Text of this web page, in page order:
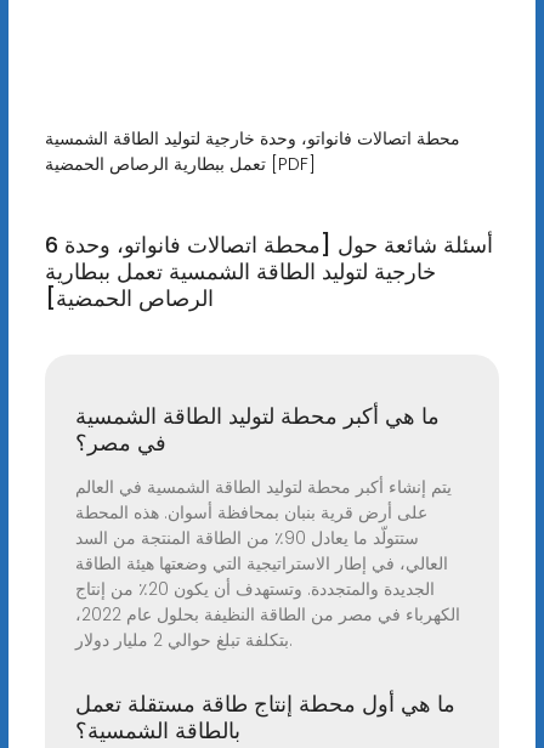
محطة اتصالات فانواتو، وحدة خارجية لتوليد الطاقة الشمسية
تعمل ببطارية الرصاص الحمضية [PDF]
6 أسئلة شائعة حول [محطة اتصالات فانواتو، وحدة
خارجية لتوليد الطاقة الشمسية تعمل ببطارية
الرصاص الحمضية]
ما هي أكبر محطة لتوليد الطاقة الشمسية
في مصر؟
يتم إنشاء أكبر محطة لتوليد الطاقة الشمسية في العالم
على أرض قرية بنبان بمحافظة أسوان. هذه المحطة
ستتولّد ما يعادل 90٪ من الطاقة المنتجة من السد
العالي، في إطار الاستراتيجية التي وضعتها هيئة الطاقة
الجديدة والمتجددة. وتستهدف أن يكون 20٪ من إنتاج
الكهرباء في مصر من الطاقة النظيفة بحلول عام 2022،
بتكلفة تبلغ حوالي 2 مليار دولار.
ما هي أول محطة إنتاج طاقة مستقلة تعمل
بالطاقة الشمسية؟